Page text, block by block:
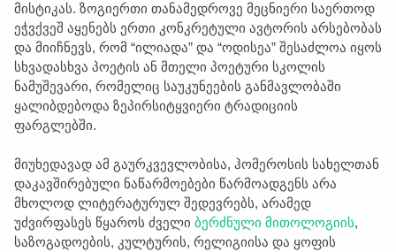
მისტიკას. ზოგიერთი თანამედროვე მეცნიერი საერთოდ
ეჭვქვეშ აყენებს ერთი კონკრეტული ავტორის არსებობას
და მიიჩნევს, რომ “ილიადა” და “ოდისეა” შესაძლოა იყოს
სხვადასხვა პოეტის ან მთელი პოეტური სკოლის
ნამუშევარი, რომელიც საუკუნეების განმავლობაში
ყალიბდებოდა ზეპირსიტყვიერი ტრადიციის
ფარგლებში.
მიუხედავად ამ გაურკვევლობისა, ჰომეროსის სახელთან
დაკავშირებული ნაწარმოებები წარმოადგენს არა
მხოლოდ ლიტერატურულ შედევრებს, არამედ
უძვირფასეს წყაროს ძველი ბერძნული მითოლოგიის,
საზოგადოების, კულტურის, რელიგიისა და ყოფის